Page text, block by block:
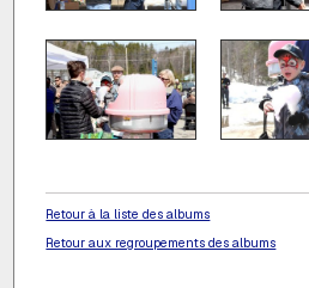
Retour à la liste des albums
Retour aux regroupements des albums